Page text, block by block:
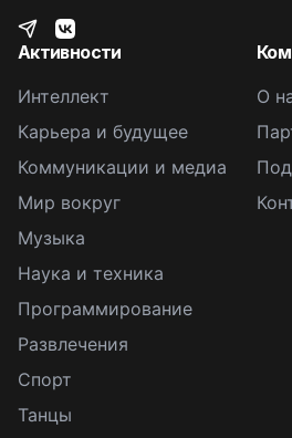
Активности
Интеллект
Карьера и будущее
Коммуникации и медиа
Мир вокруг
Музыка
Наука и техника
Программирование
Развлечения
Спорт
Танцы
О